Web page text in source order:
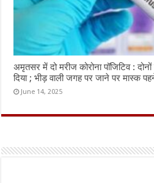
अमृतसर में दो मरीज कोरोना पॉजिटिव :
दिया ; भीड़ वाली जगह पर जाने पर मास्क
June 14, 2025